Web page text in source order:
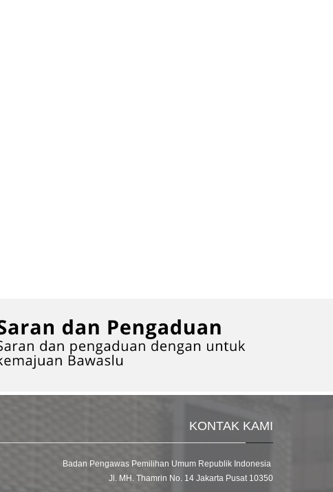
KONTAK KAMI
Badan Pengawas Pemilihan Umum Republik Indonesia
Jl. MH. Thamrin No. 14 Jakarta Pusat 10350